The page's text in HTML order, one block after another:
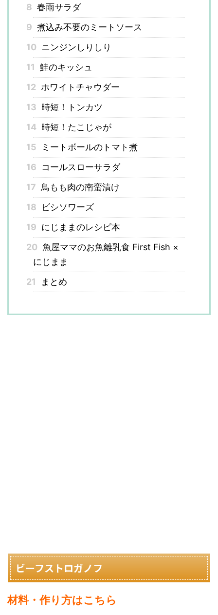
8 春雨サラダ
9 煮込み不要のミートソース
10 ニンジンしりしり
11 鮭のキッシュ
12 ホワイトチャウダー
13 時短！トンカツ
14 時短！たこじゃが
15
ミートボールのトマト煮
16
コールスローサラダ
17 鳥もも肉の南蛮漬け
18
ビシソワーズ
19 にじままのレシピ本
20 魚屋ママのお魚離乳食 First Fish ×
にじまま
21
まとめ
ビーフストロガノフ
材料・作り方はこちら